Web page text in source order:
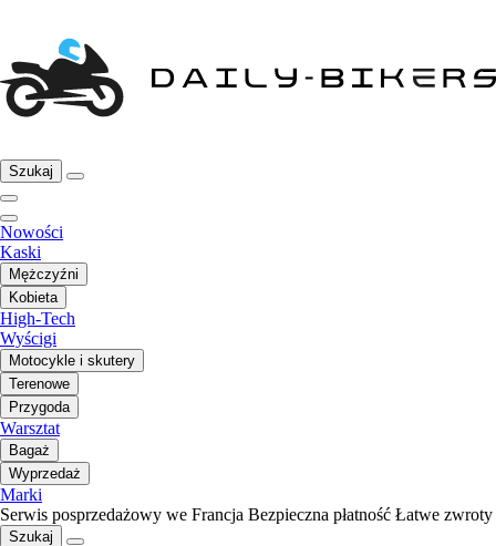
Szukaj
Nowości
Kaski
Mężczyźni
Kobieta
High-Tech
Wyścigi
Motocykle i skutery
Terenowe
Przygoda
Warsztat
Bagaż
Wyprzedaż
Marki
Serwis posprzedażowy we Francja Bezpieczna płatność Łatwe zwroty
Szukaj